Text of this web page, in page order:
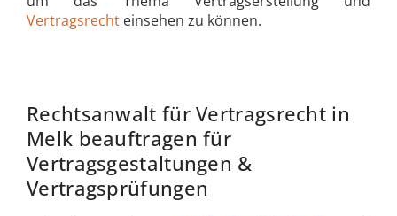
Rechtsanwalt für Vertragsrecht in
Melk beauftragen für
Vertragsgestaltungen &
Vertragsprüfungen
Vertragsrecht einsehen zu können.